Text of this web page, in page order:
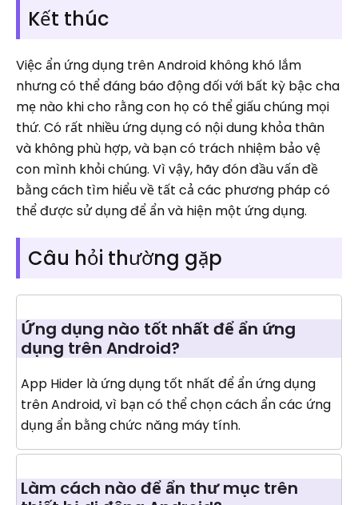
Kết thúc
Việc ẩn ứng dụng trên Android không khó lắm
nhưng có thể đáng báo động đối với bất kỳ bậc cha
mẹ nào khi cho rằng con họ có thể giấu chúng mọi
thứ. Có rất nhiều ứng dụng có nội dung khỏa thân
và không phù hợp, và bạn có trách nhiệm bảo vệ
con mình khỏi chúng. Vì vậy, hãy đón đầu vấn đề
bằng cách tìm hiểu về tất cả các phương pháp có
thể được sử dụng để ẩn và hiện một ứng dụng.
Câu hỏi thường gặp
Ứng dụng nào tốt nhất để ẩn ứng
dụng trên Android?
App Hider là ứng dụng tốt nhất để ẩn ứng dụng
trên Android, vì bạn có thể chọn cách ẩn các ứng
dụng ẩn bằng chức năng máy tính.
Làm cách nào để ẩn thư mục trên